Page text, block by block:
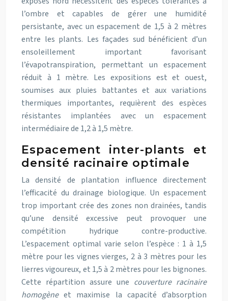
l’ombre et capables de gérer une humidité
persistante, avec un espacement de 1,5 à 2 mètres
entre les plants. Les façades sud bénéficient d’un
ensoleillement important favorisant
l’évapotranspiration, permettant un espacement
réduit à 1 mètre. Les expositions est et ouest,
soumises aux pluies battantes et aux variations
thermiques importantes, requièrent des espèces
résistantes implantées avec un espacement
intermédiaire de 1,2 à 1,5 mètre.
Espacement inter-plants et
densité racinaire optimale
La densité de plantation influence directement
l’efficacité du drainage biologique. Un espacement
trop important crée des zones non drainées, tandis
qu’une densité excessive peut provoquer une
compétition hydrique contre-productive.
L’espacement optimal varie selon l’espèce : 1 à 1,5
mètre pour les vignes vierges, 2 à 3 mètres pour les
lierres vigoureux, et 1,5 à 2 mètres pour les bignones.
Cette répartition assure une couverture racinaire
homogèneet maximise la capacité d’absorption